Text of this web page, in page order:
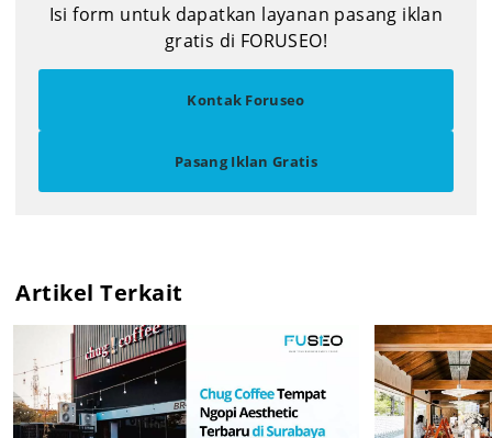
Isi form untuk dapatkan layanan pasang iklan
gratis di FORUSEO!
Kontak Foruseo
Pasang Iklan Gratis
Artikel Terkait